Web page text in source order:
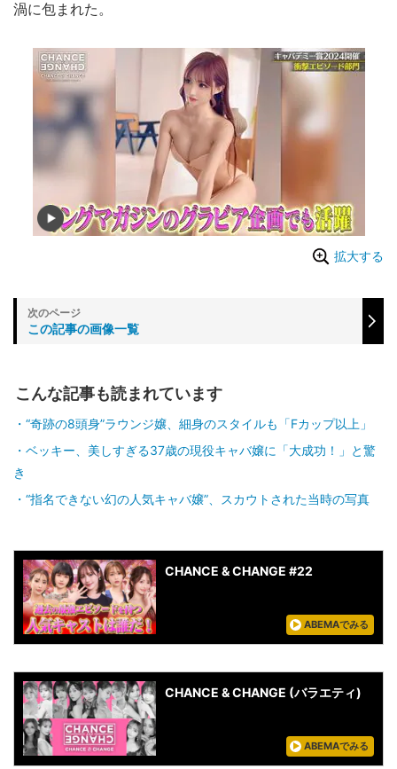
渦に包まれた。
拡大する
この記事の画像一覧
こんな記事も読まれています
“奇跡の8頭身”ラウンジ嬢、細身のスタイルも「Fカップ以上」
ベッキー、美しすぎる37歳の現役キャバ嬢に「大成功！」と驚
き
“指名できない幻の人気キャバ嬢”、スカウトされた当時の写真
CHANCE & CHANGE #22
ABEMAでみる
CHANCE & CHANGE (バラエティ)
ABEMAでみる